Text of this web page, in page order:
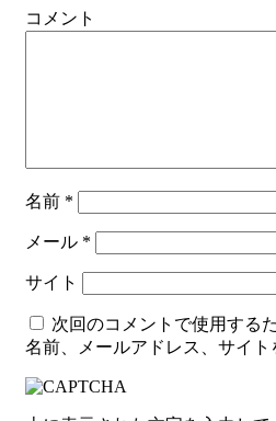
コメント
名前 *
メール *
サイト
次回のコメントで使用する
名前、メールアドレス、サイト